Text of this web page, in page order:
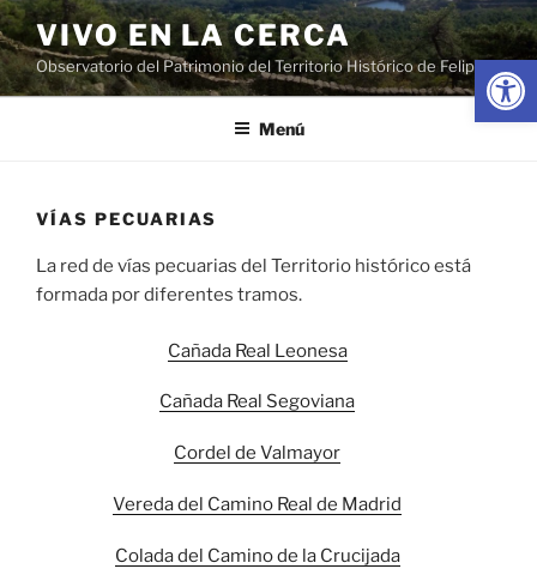
Abrir
Saltar
al
contenido
VIVO EN LA CERCA
Observatorio del Patrimonio del Territorio Histórico de Felipe II
Menú
VÍAS PECUARIAS
La red de vías pecuarias del Territorio histórico está
formada por diferentes tramos.
Cañada Real Leonesa
Cañada Real Segoviana
Cordel de Valmayor
Vereda del Camino Real de Madrid
Colada del Camino de la Crucijada